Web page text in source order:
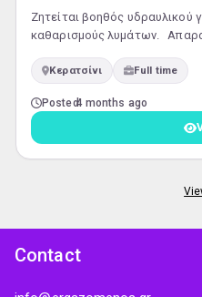
Ζητείται βοηθός υδραυλικού
καθαρισμούς λυμάτων.
Κερατσίνι Full time
Posted4 months ago
Contact